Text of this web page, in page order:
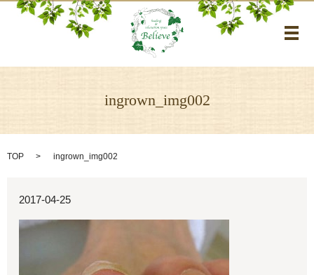
メ
ingrown_img002
TOP ingrown_img002
2017-04-25